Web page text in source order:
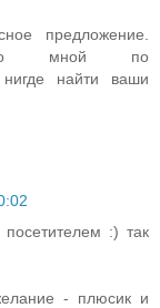
предложение.
со мной по
найти ваши
:) так
- плюсик и